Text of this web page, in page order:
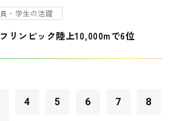
・学生の活躍
リンピック陸上10,000mで6位
4 5 6 7 8